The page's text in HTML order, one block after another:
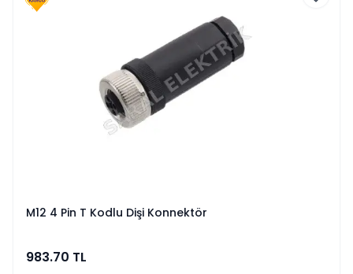
M12 4 Pin T Kodlu Dişi Konnektör
983.70 TL